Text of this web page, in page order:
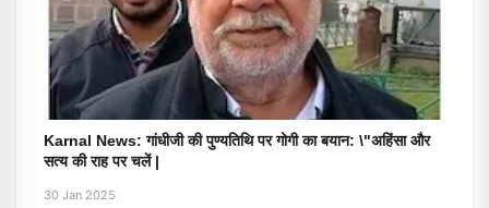
Karnal News: गांधीजी की पुण्यतिथि पर गोगी का बयान: \"अहिंसा और
सत्य की राह पर चलें |
30 Jan 2025